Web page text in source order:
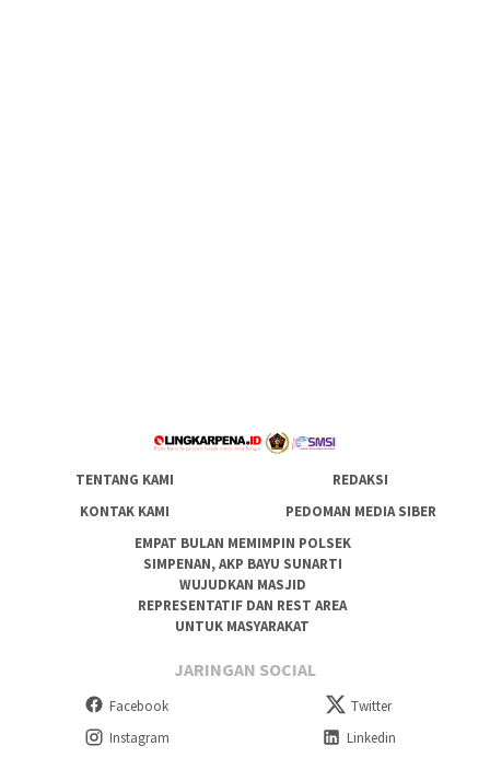
TENTANG KAMI
REDAKSI
KONTAK KAMI
PEDOMAN MEDIA SIBER
EMPAT BULAN MEMIMPIN POLSEK
SIMPENAN, AKP BAYU SUNARTI
WUJUDKAN MASJID
REPRESENTATIF DAN REST AREA
UNTUK MASYARAKAT
JARINGAN SOCIAL
Facebook
Twitter
Instagram
Linkedin